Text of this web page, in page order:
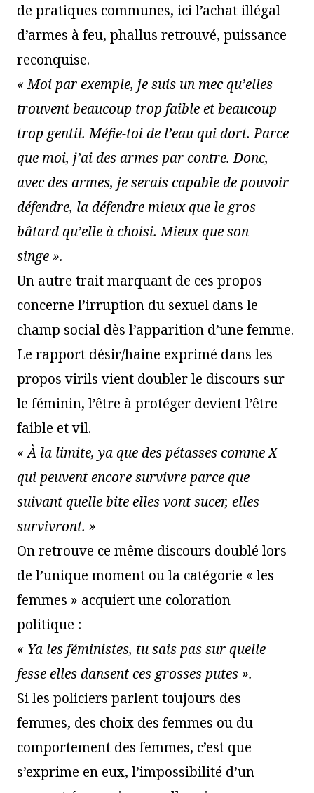
de pratiques communes, ici l’achat illégal
d’armes à feu, phallus retrouvé, puissance
reconquise.
« Moi par exemple, je suis un mec qu’elles
trouvent beaucoup trop faible et beaucoup
trop gentil. Méfie-toi de l’eau qui dort. Parce
que moi, j’ai des armes par contre. Donc,
avec des armes, je serais capable de pouvoir
défendre, la défendre mieux que le gros
bâtard qu’elle à choisi. Mieux que son
singe ».
Un autre trait marquant de ces propos
concerne l’irruption du sexuel dans le
champ social dès l’apparition d’une femme.
Le rapport désir/haine exprimé dans les
propos virils vient doubler le discours sur
le féminin, l’être à protéger devient l’être
faible et vil.
« À la limite, ya que des pétasses comme X
qui peuvent encore survivre parce que
suivant quelle bite elles vont sucer, elles
survivront. »
On retrouve ce même discours doublé lors
de l’unique moment ou la catégorie « les
femmes » acquiert une coloration
politique :
« Ya les féministes, tu sais pas sur quelle
fesse elles dansent ces grosses putes ».
Si les policiers parlent toujours des
femmes, des choix des femmes ou du
comportement des femmes, c’est que
s’exprime en eux, l’impossibilité d’un